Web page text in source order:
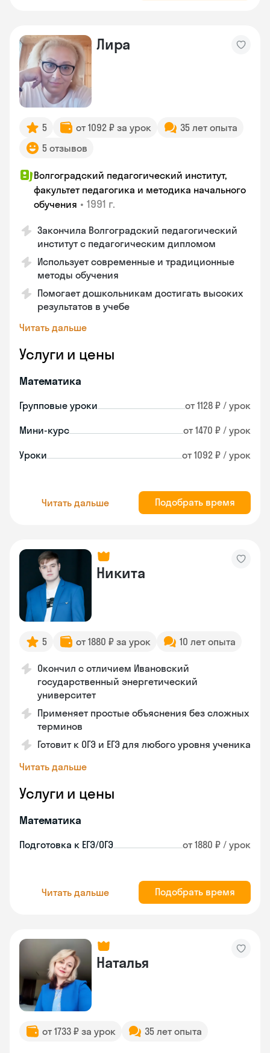
Лира
5 от 1092 ₽ за урок
35 лет опыта
5 отзывов
Волгоградский педагогический институт,
факультет педагогика и методика начального
обучения • 1991 г.
Закончила Волгоградский педагогический
институт с педагогическим дипломом
Использует современные и традиционные
методы обучения
Помогает дошкольникам достигать высоких
результатов в учебе
Читать дальше
Услуги и цены
Математика
Групповые уроки от 1128 ₽ / урок
Мини-курс от 1470 ₽ / урок
Уроки от 1092 ₽ / урок
Читать дальше Подобрать время
Никита
5 от 1880 ₽ за урок 10 лет опыта
Окончил с отличием Ивановский
государственный энергетический
университет
Применяет простые объяснения без сложных
терминов
Готовит к ОГЭ и ЕГЭ для любого уровня ученика
Читать дальше
Услуги и цены
Математика
Подготовка к ЕГЭ/ОГЭ от 1880 ₽ / урок
Читать дальше Подобрать время
Наталья
от 1733 ₽ за урок 35 лет опыта